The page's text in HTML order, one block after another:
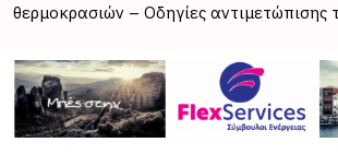
θερμοκρασιών – Οδηγίες αντιμετώπισης